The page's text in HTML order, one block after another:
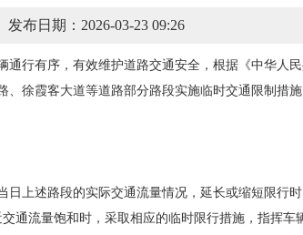
发布日期：2026-03-23 09:26
行有序，有效维护道路交通安全，根据《中华人
徐霞客大道等道路部分路段实施临时交通限制措
述路段的实际交通流量情况，延长或缩短限行时
流量饱和时，采取相应的临时限行措施，指挥车